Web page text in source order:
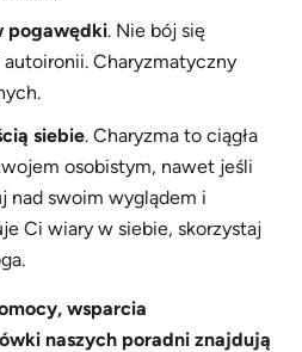
pogawędki. Nie bój się
Charyzmatyczny
siebie. Charyzma to ciągła
osobistym, nawet jeśli
nad swoim wyglądem i
Ci wiary w siebie, skorzystaj
wsparcia
naszych poradni znajdują